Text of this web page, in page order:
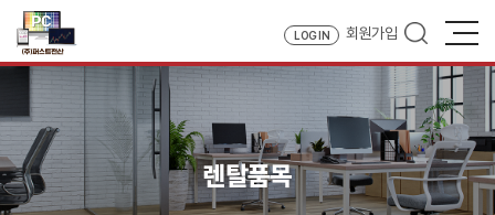
LOG IN 회원가입
렌탈품목